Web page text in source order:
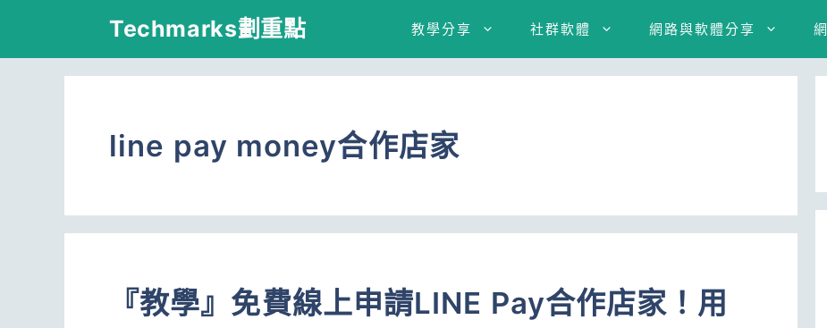
Techmarks劃重點 教學分享 社群軟體 網路與軟體分享
line pay money合作店家
『教學』免費線上申請LINE Pay合作店家！用